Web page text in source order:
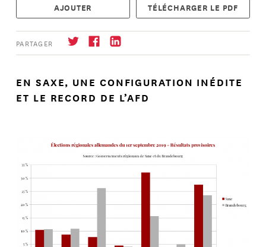
AJOUTER TÉLÉCHARGER LE PDF
PARTAGER
EN SAXE, UNE CONFIGURATION INÉDITE
ET LE RECORD DE L’AFD